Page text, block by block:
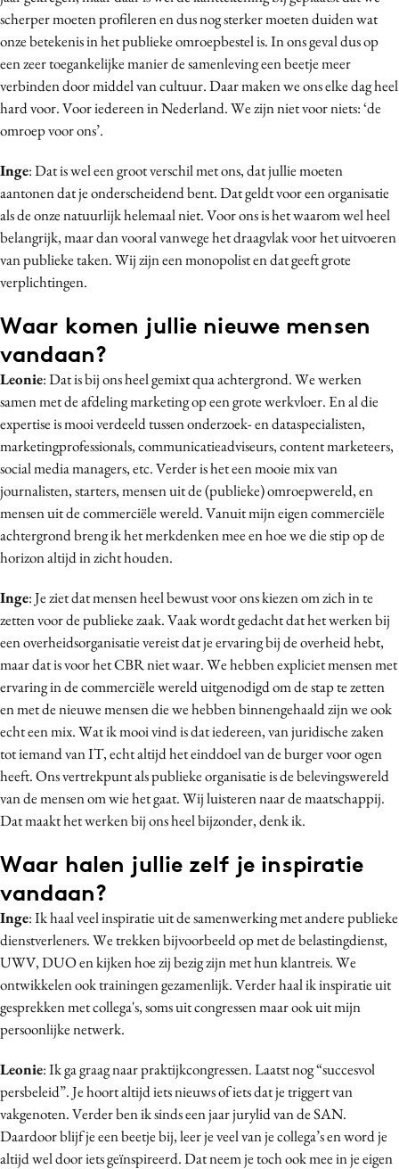
scherper moeten profileren en dus nog sterker moeten duiden wat
onze betekenis in het publieke omroepbestel is. In ons geval dus op
een zeer toegankelijke manier de samenleving een beetje meer
verbinden door middel van cultuur. Daar maken we ons elke dag heel
hard voor. Voor iedereen in Nederland. We zijn niet voor niets: ‘de
omroep voor ons’.
Inge: Dat is wel een groot verschil met ons, dat jullie moeten
aantonen dat je onderscheidend bent. Dat geldt voor een organisatie
als de onze natuurlijk helemaal niet. Voor ons is het waarom wel heel
belangrijk, maar dan vooral vanwege het draagvlak voor het uitvoeren
van publieke taken. Wij zijn een monopolist en dat geeft grote
verplichtingen.
Waar komen jullie nieuwe mensen
vandaan?
Leonie: Dat is bij ons heel gemixt qua achtergrond. We werken
samen met de afdeling marketing op een grote werkvloer. En al die
expertise is mooi verdeeld tussen onderzoek- en dataspecialisten,
marketingprofessionals, communicatieadviseurs, content marketeers,
social media managers, etc. Verder is het een mooie mix van
journalisten, starters, mensen uit de (publieke) omroepwereld, en
mensen uit de commerciële wereld. Vanuit mijn eigen commerciële
achtergrond breng ik het merkdenken mee en hoe we die stip op de
horizon altijd in zicht houden.
Inge: Je ziet dat mensen heel bewust voor ons kiezen om zich in te
zetten voor de publieke zaak. Vaak wordt gedacht dat het werken bij
een overheidsorganisatie vereist dat je ervaring bij de overheid hebt,
maar dat is voor het CBR niet waar. We hebben expliciet mensen met
ervaring in de commerciële wereld uitgenodigd om de stap te zetten
en met de nieuwe mensen die we hebben binnengehaald zijn we ook
echt een mix. Wat ik mooi vind is dat iedereen, van juridische zaken
tot iemand van IT, echt altijd het einddoel van de burger voor ogen
heeft. Ons vertrekpunt als publieke organisatie is de belevingswereld
van de mensen om wie het gaat. Wij luisteren naar de maatschappij.
Dat maakt het werken bij ons heel bijzonder, denk ik.
Waar halen jullie zelf je inspiratie
vandaan?
Inge: Ik haal veel inspiratie uit de samenwerking met andere publieke
dienstverleners. We trekken bijvoorbeeld op met de belastingdienst,
UWV, DUO en kijken hoe zij bezig zijn met hun klantreis. We
ontwikkelen ook trainingen gezamenlijk. Verder haal ik inspiratie uit
gesprekken met collega's, soms uit congressen maar ook uit mijn
persoonlijke netwerk.
Leonie: Ik ga graag naar praktijkcongressen. Laatst nog “succesvol
persbeleid”. Je hoort altijd iets nieuws of iets dat je triggert van
vakgenoten. Verder ben ik sinds een jaar jurylid van de SAN.
Daardoor blijf je een beetje bij, leer je veel van je collega’s en word je
altijd wel door iets geïnspireerd. Dat neem je toch ook mee in je eigen